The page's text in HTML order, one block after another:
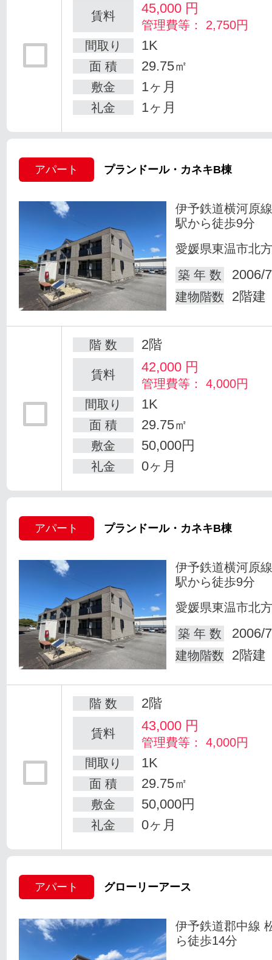
賃料 45,000 円
管理費等： 2,750円
間取り
1K
面 積 29.75㎡
敷金 1ヶ月
礼金 1ヶ月
アパート プランドール・カネキB棟
伊予鉄道横河原
駅から徒歩9分
愛媛県東温市北方
築 年 数
2006/
建物階数 2階建
階 数 2階
賃料 42,000 円
管理費等： 4,000円
間取り
1K
面 積 29.75㎡
敷金 50,000円
礼金 0ヶ月
アパート プランドール・カネキB棟
伊予鉄道横河原
駅から徒歩9分
愛媛県東温市北方
築 年 数
2006/
建物階数 2階建
階 数 2階
賃料 43,000 円
管理費等： 4,000円
間取り
1K
面 積 29.75㎡
敷金 50,000円
礼金 0ヶ月
アパート グローリーアース
伊予鉄道郡中線
ら徒歩14分